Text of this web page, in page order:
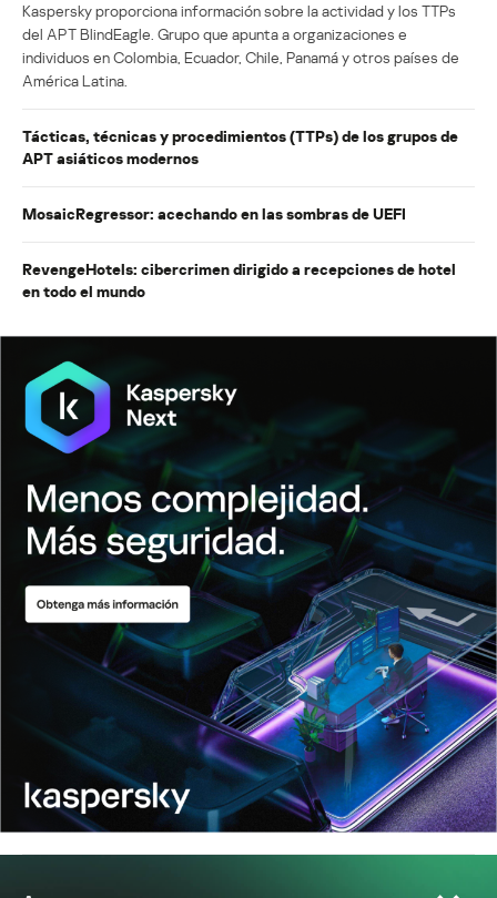
Kaspersky proporciona información sobre la actividad y los TTPs
del APT BlindEagle. Grupo que apunta a organizaciones e
individuos en Colombia, Ecuador, Chile, Panamá y otros países de
América Latina.
Tácticas, técnicas y procedimientos (TTPs) de los grupos de
APT asiáticos modernos
MosaicRegressor: acechando en las sombras de UEFI
RevengeHotels: cibercrimen dirigido a recepciones de hotel
en todo el mundo